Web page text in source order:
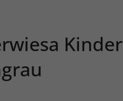
Kinder